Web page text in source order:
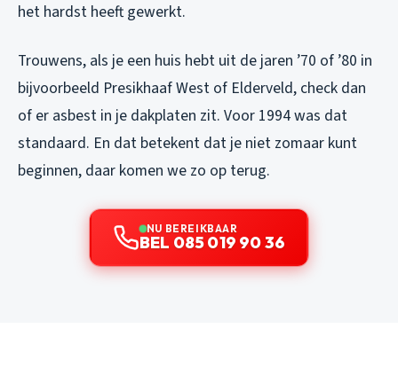
het hardst heeft gewerkt.
Trouwens, als je een huis hebt uit de jaren ’70 of ’80 in
bijvoorbeeld Presikhaaf West of Elderveld, check dan
of er asbest in je dakplaten zit. Voor 1994 was dat
standaard. En dat betekent dat je niet zomaar kunt
beginnen, daar komen we zo op terug.
NU BEREIKBAAR
BEL 085 019 90 36